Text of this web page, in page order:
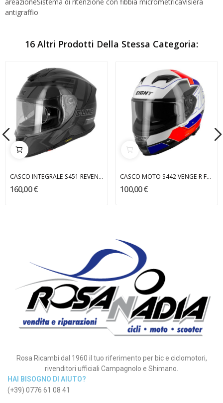
antigraffio
16 Altri Prodotti Della Stessa Categoria:
CASCO INTEGRALE S451 REVENGE S-LINE SIFAM
160,00 €
CASCO MOTO S442 VENGE R FEDERATION EIGHT
100,00 €
Rosa Ricambi dal 1960 il tuo riferimento per bic e ciclomotori,
rivenditori ufficiali Campagnolo e Shimano.
HAI BISOGNO DI AIUTO?
(+39) 0776 61 08 41